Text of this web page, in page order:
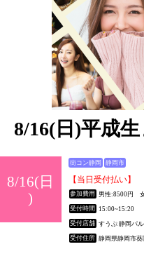
8/16(日)平成
8/16(日
)
街コン静岡 静岡市
【当日受付払い】
参加費用 男性:8500円
受付時間 15:00~15:20
受付店舗 すうぷ 静岡パ
受付住所 静岡県静岡市